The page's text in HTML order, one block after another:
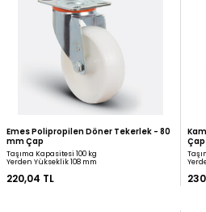
Emes Kauçuk Sabit Tekerlek - 100 mm
Taşıma Kapasitesi 70 kg
Yerden Yükseklik 128 mm
199,61 TL